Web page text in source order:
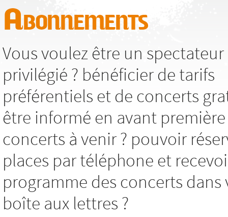
Abonnements
Vous voulez être un spectateur
privilégié ? bénéficier de tarifs
préférentiels et de concerts
être informé en avant
concerts à venir ? pouvoir
places par téléphone et
programme des concerts dans
boîte aux lettres ?